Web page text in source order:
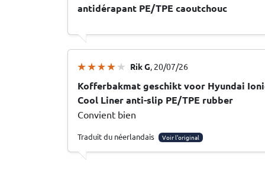
antidérapant PE/TPE caoutchouc
Rik G, 20/07/26
Kofferbakmat geschikt voor Hyundai
Cool Liner anti-slip PE/TPE rubber
Convient bien
Traduit du néerlandais Voir l'original